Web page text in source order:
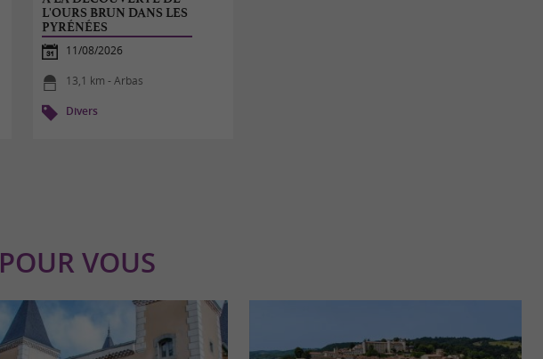
L'OURS BRUN DANS LES
PYRÉNÉES
11/08/2026
13,1 km - Arbas
Divers
POUR VOUS